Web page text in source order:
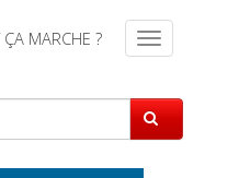
MARCHE ?
S
t
c